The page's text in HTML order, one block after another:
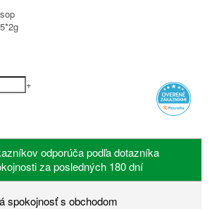
+
odporúča podľa dotazníka
za posledných 180 dní
spokojnosť s obchodom